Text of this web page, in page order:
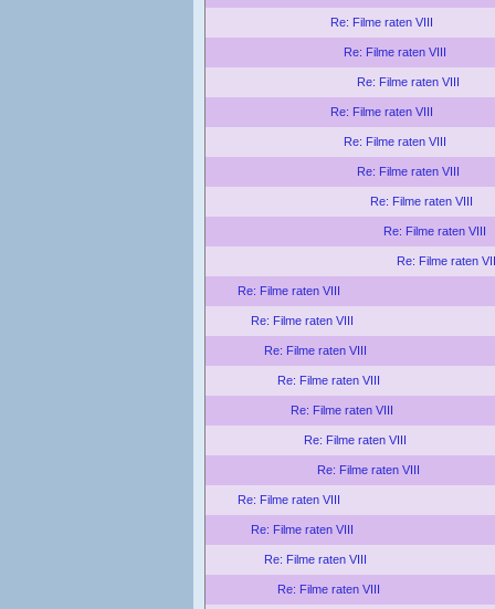
Re: Filme raten VIII
Re: Filme raten VIII
Re: Filme raten VIII
Re: Filme raten VIII
Re: Filme raten VIII
Re: Filme raten VIII
Re: Filme raten VIII
Re: Filme raten VIII
Re: Filme raten
Re: Filme raten VIII
Re: Filme raten VIII
Re: Filme raten VIII
Re: Filme raten VIII
Re: Filme raten VIII
Re: Filme raten VIII
Re: Filme raten VIII
Re: Filme raten VIII
Re: Filme raten VIII
Re: Filme raten VIII
Re: Filme raten VIII